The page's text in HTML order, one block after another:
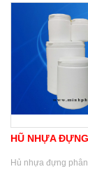
Hủ nhựa đựng phân